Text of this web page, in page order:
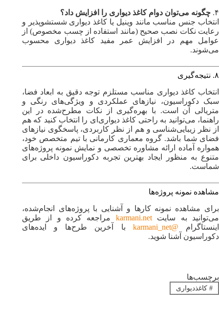
۴. چگونه می‌توان دوام کاغذ دیواری را افزایش داد؟
انتخاب جنس مناسب مانند وینیل یا کاغذ دیواری شستشوپذیر و
رعایت نکات نصب صحیح (مانند استفاده از چسب مخصوص) از
عوامل مهم در افزایش عمر مفید کاغذ دیواری محسوب
می‌شوند.
۸. نتیجه‌گیری
انتخاب کاغذ دیواری مناسب مستلزم توجه دقیق به ابعاد فضا،
سبک دکوراسیون، نیازهای عملکردی و ویژگی‌های رنگی و
متریالی آن است. با بهره‌گیری از نکات مطرح‌شده در این
راهنما، می‌توانید به راحتی کاغذ دیواری‌ای را انتخاب کنید که هم
از نظر زیبایی‌شناسی و هم از نظر کاربردی، پاسخگوی نیازهای
فضای شما باشد. گروه معماری کارمانی با تیم متخصص خود،
همواره آماده ارائه مشاوره تخصصی و نمایش نمونه پروژه‌های
متنوع به منظور ایجاد بهترین تجربه دکوراسیون داخلی برای
شماست.
مشاهده نمونه پروژه‌ها
برای مشاهده نمونه کارها و آشنایی با پروژه‌های انجام‌شده،
می‌توانید به سایتkarmani.net مراجعه کرده و از طریق
اینستاگرام @karmani_net
با آخرین طرح‌ها و ایده‌های
دکوراسیون آشنا شوید.
برچسب‌ها
#کاغذدیواری